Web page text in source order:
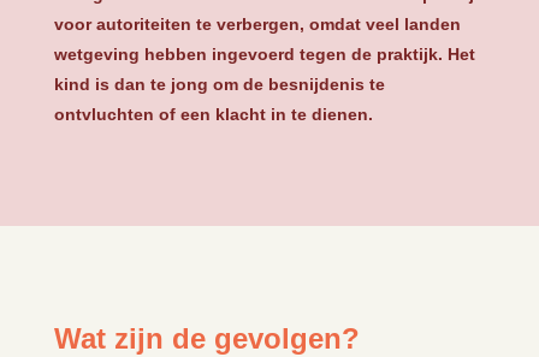
voor autoriteiten te verbergen, omdat veel landen
wetgeving hebben ingevoerd tegen de praktijk. Het
kind is dan te jong om de besnijdenis te
ontvluchten of een klacht in te dienen.
Wat zijn de gevolgen?